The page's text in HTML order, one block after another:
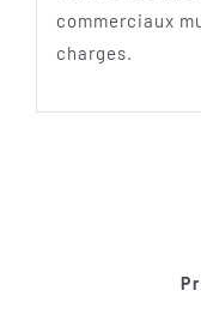
commerciaux
charges.